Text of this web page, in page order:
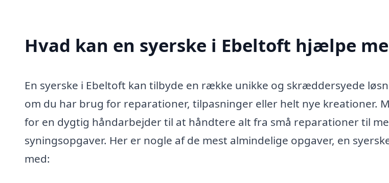
Hvad kan en syerske i Ebeltoft hjælpe
En syerske i Ebeltoft kan tilbyde en række unikke og skræddersyede
om du har brug for reparationer, tilpasninger eller helt nye kreationer.
for en dygtig håndarbejder til at håndtere alt fra små reparationer til
syningsopgaver. Her er nogle af de mest almindelige opgaver, en
med: